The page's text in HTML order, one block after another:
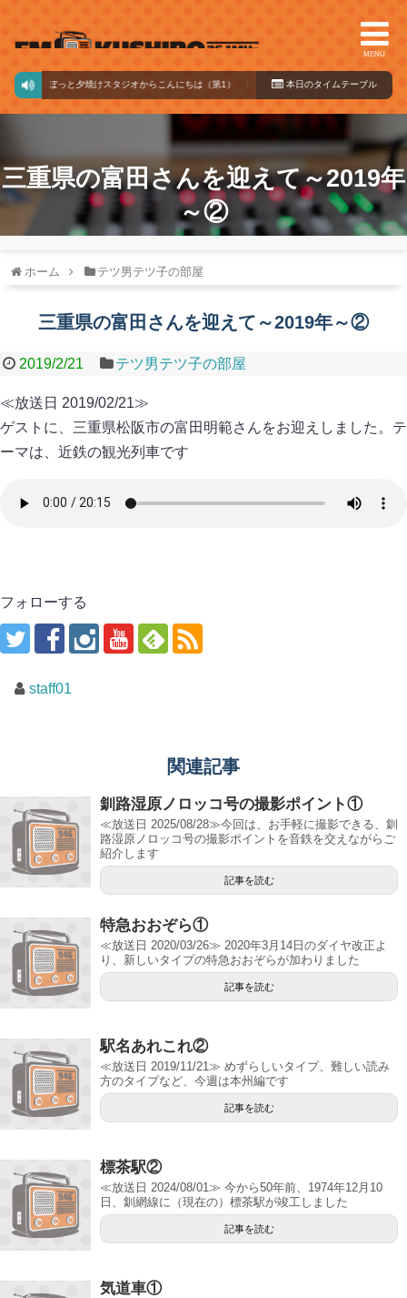
MENU
／ まなぼっと夕焼けスタジオからこんにちは（第1） 10:00～14:00本日のタイ ムテーブル
三重県の富田さんを迎えて～2019年
～②
ホーム テツ男テツ子の部屋
三重県の富田さんを迎えて～2019年～②
2019/2/21 テツ男テツ子の部屋
≪放送日 2019/02/21≫
ゲストに、三重県松阪市の富田明範さんをお迎えしました。テ
ーマは、近鉄の観光列車です
フォローする
staff01
関連記事
釧路湿原ノロッコ号の撮影ポイント①
≪放送日 2025/08/28≫今回は、お手軽に撮影できる、釧
路湿原ノロッコ号の撮影ポイントを音鉄を交えながらご
紹介します
記事を読む
特急おおぞら①
≪放送日 2020/03/26≫ 2020年3月14日のダイヤ改正よ
り、新しいタイプの特急おおぞらが加わりました
記事を読む
駅名あれこれ②
≪放送日 2019/11/21≫ めずらしいタイプ、難しい読み
方のタイプなど、今週は本州編です
記事を読む
標茶駅②
≪放送日 2024/08/01≫ 今から50年前、1974年12月10
日、釧網線に（現在の）標茶駅が竣工しました
記事を読む
気道車①